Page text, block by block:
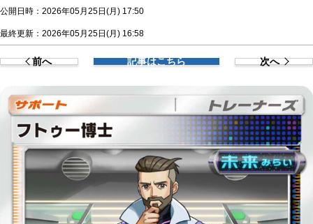
公開日時：2026年05月25日(月) 17:50
最終更新：2026年05月25日(月) 16:58
前へ 記事はこちら 次へ